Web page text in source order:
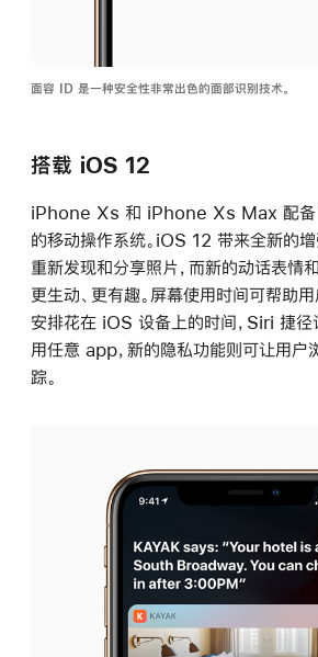
面容 ID 是一种安全性非常出色的面部识别技术。
搭载 iOS 12
iPhone Xs 和 iPhone Xs Max 配备
的移动操作系统。iOS 12 带来全新的增
重新发现和分享照片，而新的动话表情
更生动、更有趣。屏幕使用时间可帮助
安排花在 iOS 设备上的时间，Siri 捷
用任意 app，新的隐私功能则可让用户
踪。